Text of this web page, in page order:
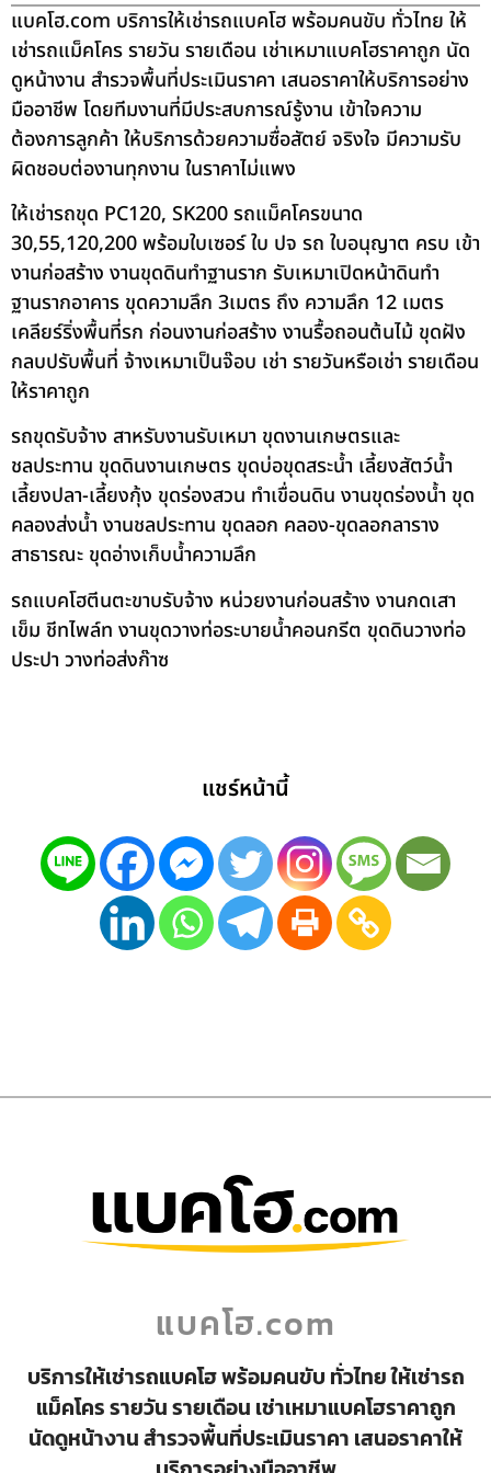
แบคโฮ.com บริการให้เช่ารถแบคโฮ พร้อมคนขับ ทั่วไทย ให้
เช่ารถแม็คโคร รายวัน รายเดือน เช่าเหมาแบคโฮราคาถูก นัด
ดูหน้างาน สำรวจพื้นที่ประเมินราคา เสนอราคาให้บริการอย่าง
มืออาชีพ โดยทีมงานที่มีประสบการณ์รู้งาน เข้าใจความ
ต้องการลูกค้า ให้บริการด้วยความซื่อสัตย์ จริงใจ มีความรับ
ผิดชอบต่องานทุกงาน ในราคาไม่แพง
ให้เช่ารถขุด PC120, SK200 รถแม็คโครขนาด
30,55,120,200 พร้อมใบเซอร์ ใบ ปจ รถ ใบอนุญาต ครบ เข้า
งานก่อสร้าง งานขุดดินทำฐานราก รับเหมาเปิดหน้าดินทำ
ฐานรากอาคาร ขุดความลึก 3เมตร ถึง ความลึก 12 เมตร
เคลียร์ริ่งพื้นที่รก ก่อนงานก่อสร้าง งานรื้อถอนต้นไม้ ขุดฝัง
กลบปรับพื้นที่ จ้างเหมาเป็นจ๊อบ เช่า รายวันหรือเช่า รายเดือน
ให้ราคาถูก
รถขุดรับจ้าง สาหรับงานรับเหมา ขุดงานเกษตรและ
ชลประทาน ขุดดินงานเกษตร ขุดบ่อขุดสระน้ำ เลี้ยงสัตว์น้ำ
เลี้ยงปลา-เลี้ยงกุ้ง ขุดร่องสวน ทำเขื่อนดิน งานขุดร่องน้ำ ขุด
คลองส่งน้ำ งานชลประทาน ขุดลอก คลอง-ขุดลอกลาราง
สาธารณะ ขุดอ่างเก็บน้ำความลึก
รถแบคโฮตีนตะขาบรับจ้าง หน่วยงานก่อนสร้าง งานกดเสา
เข็ม ชีทไพล์ท งานขุดวางท่อระบายน้ำคอนกรีต ขุดดินวางท่อ
ประปา วางท่อส่งก๊าซ
แชร์หน้านี้
แบคโฮ.com
บริการให้เช่ารถแบคโฮ พร้อมคนขับ ทั่วไทย ให้เช่ารถ
แม็คโคร รายวัน รายเดือน เช่าเหมาแบคโฮราคาถูก
นัดดูหน้างาน สำรวจพื้นที่ประเมินราคา เสนอราคาให้